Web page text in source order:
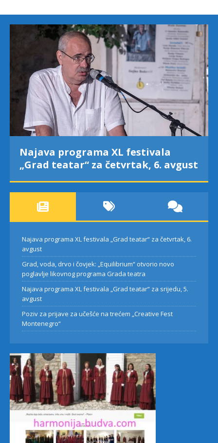
Najava programa XL festivala
„Grad teatar“ za četvrtak, 6. avgust
Najava programa XL festivala „Grad teatar“ za četvrtak, 6.
avgust
Grad, voda, drvo i čovjek: „Equilibrium“ otvorio novo
poglavlje likovnog programa Grada teatra
Najava programa XL festivala „Grad teatar“ za srijedu, 5.
avgust
Poziv za prijave za učešće na trećem „Creative Fest
Montenegro“